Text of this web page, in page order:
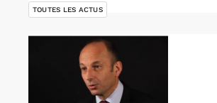
TOUTES LES ACTUS